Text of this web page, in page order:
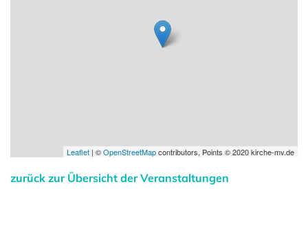
Leaflet | ©OpenStreetMapcontributors, Points © 2020 kirche-mv.de
zurück zur Übersicht der Veranstaltungen